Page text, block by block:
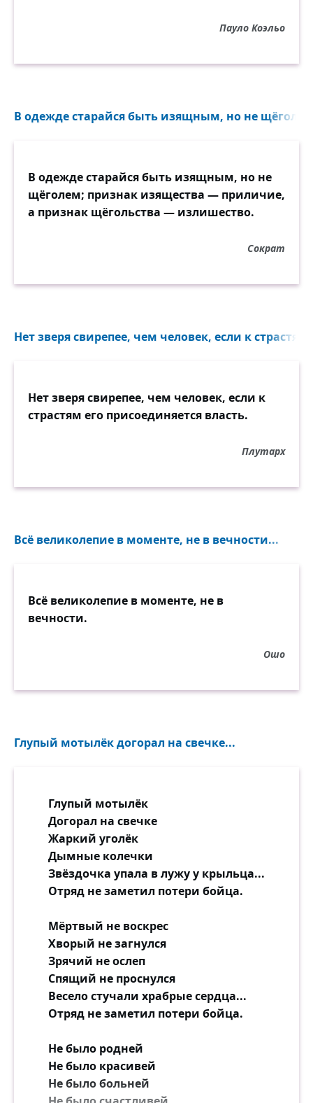
Пауло Коэльо
В одежде старайся быть изящным, но не
В одежде старайся быть изящным, но не
щёголем; признак изящества — приличие,
а признак щёгольства — излишество.
Сократ
Нет зверя свирепее, чем человек, если к
Нет зверя свирепее, чем человек, если к
страстям его присоединяется власть.
Плутарх
Всё великолепие в моменте, не в вечности...
Всё великолепие в моменте, не в
вечности.
Ошо
Глупый мотылёк догорал на свечке...
Глупый мотылёк
Догорал на свечке
Жаркий уголёк
Дымные колечки
Звёздочка упала в лужу у крыльца...
Отряд не заметил потери бойца.
Мёртвый не воскрес
Хворый не загнулся
Зрячий не ослеп
Спящий не проснулся
Весело стучали храбрые сердца...
Отряд не заметил потери бойца.
Не было родней
Не было красивей
Не было больней